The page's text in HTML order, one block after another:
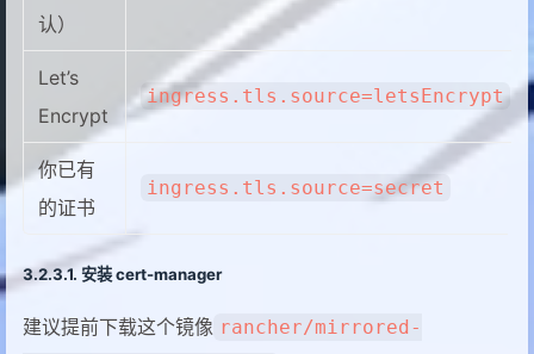
认）
Let’s
Encrypt
ingress.tls.source=letsEncrypt
你已有
的证书
ingress.tls.source=secret
安装 cert-manager
建议提前下载这个镜像 rancher/mirrored-